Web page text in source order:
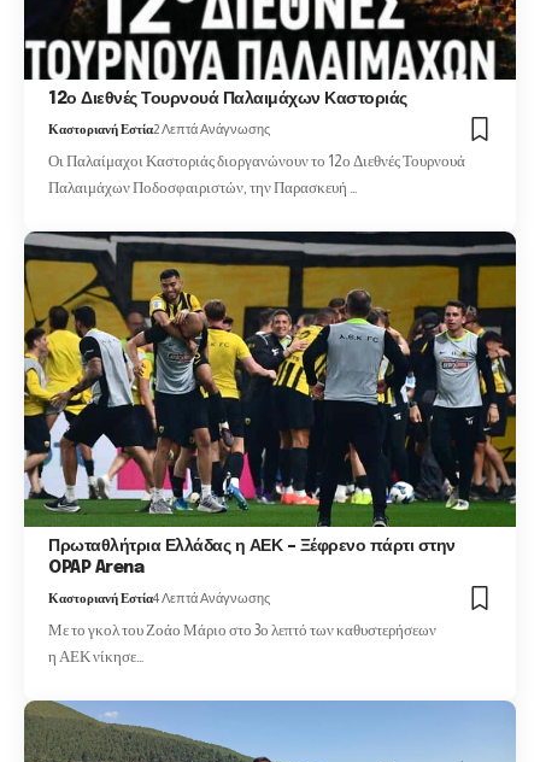
12ο Διεθνές Τουρνουά Παλαιμάχων Καστοριάς
Καστοριανή Εστία2 Λεπτά Ανάγνωσης
Οι Παλαίμαχοι Καστοριάς διοργανώνουν το 12ο Διεθνές Τουρνουά
Παλαιμάχων Ποδοσφαιριστών, την Παρασκευή …
Πρωταθλήτρια Ελλάδας η ΑΕΚ – Ξέφρενο πάρτι στην
OPAP Arena
Καστοριανή Εστία4 Λεπτά Ανάγνωσης
Με το γκολ του Ζοάο Μάριο στο 3ο λεπτό των καθυστερήσεων
η ΑΕΚ νίκησε…